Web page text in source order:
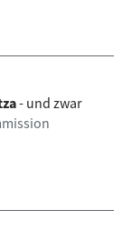
- und zwar